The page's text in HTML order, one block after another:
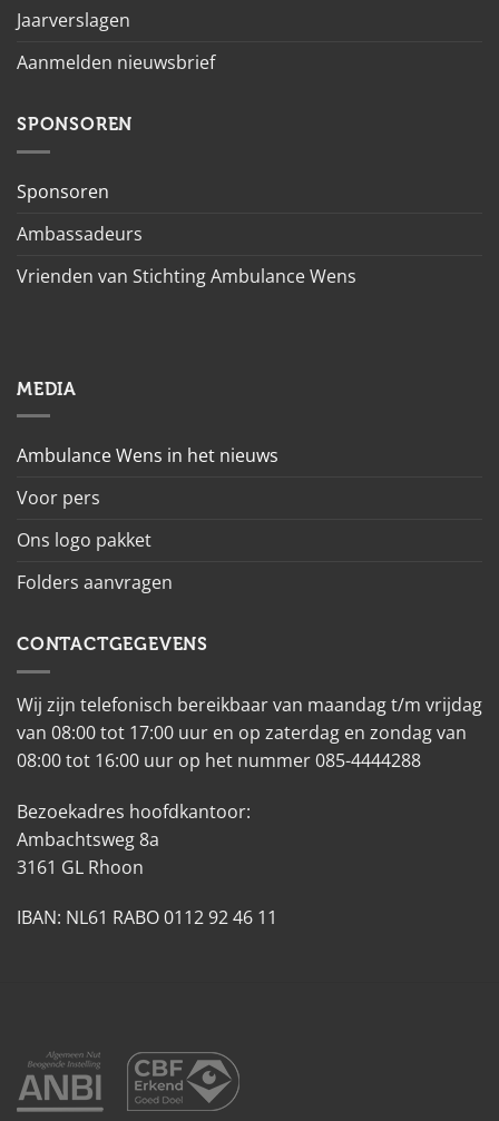
Jaarverslagen
Aanmelden nieuwsbrief
SPONSOREN
Sponsoren
Ambassadeurs
Vrienden van Stichting Ambulance Wens
MEDIA
Ambulance Wens in het nieuws
Voor pers
Ons logo pakket
Folders aanvragen
CONTACTGEGEVENS
Wij zijn telefonisch bereikbaar van maandag t/m vrijdag
van 08:00 tot 17:00 uur en op zaterdag en zondag van
08:00 tot 16:00 uur op het nummer 085-4444288
Bezoekadres hoofdkantoor:
Ambachtsweg 8a
3161 GL Rhoon
IBAN: NL61 RABO 0112 92 46 11